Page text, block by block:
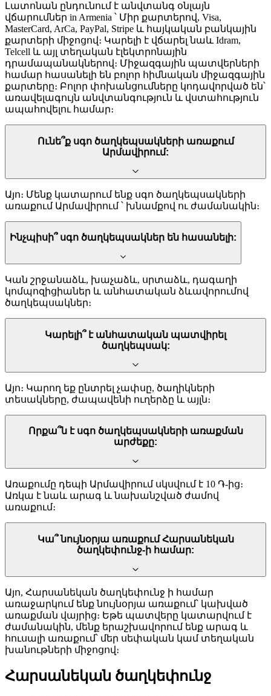
Լատոնան ընդունում է անվտանգ օնլայն
վճարումներ in Armenia ՝ Միր քարտերով, Visa,
MasterCard, ArCa, PayPal, Stripe և հայկական բանկային
քարտերի միջոցով։ Կարելի է վճարել նաև Idram,
Telcell և այլ տեղական էլեկտրոնային
դրամապանակներով։ Միջազգային պատվերների
համար հասանելի են բոլոր հիմնական միջազգային
քարտերը։ Բոլոր փոխանցումները կոդավորված են՝
առավելագույն անվտանգություն և վստահություն
ապահովելու համար։
Ունե՞ք սգո ծաղկեպսակների առաքում
Արմավիրում:
Այո։ Մենք կատարում ենք սգո ծաղկեպսակների
առաքում Արմավիրում ՝ խնամքով ու ժամանակին։
Ինչպիսի՞ սգո ծաղկեպսակներ են հասանելի:
Կան շրջանաձև, խաչաձև, սրտաձև, դագաղի
կոմպոզիցիաներ և անհատական ձևավորումով
ծաղկեպսակներ։
Կարելի՞ է անհատական պատվիրել
ծաղկեպսակ:
Այո։ Կարող եք ընտրել չափսը, ծաղիկների
տեսակները, ժապավենի ուղերձը և այլն։
Որքա՞ն է սգո ծաղկեպսակների առաքման
արժեքը:
Առաքումը դեպի Արմավիրում սկսվում է 10 ֏-ից։
Առկա է նաև արագ և նախանշված ժամով
առաքում։
Կա՞ նույնօրյա առաքում Հարսանեկան
ծաղկեփունջ-ի համար:
Այո, Հարսանեկան ծաղկեփունջ ի համար
առաջարկում ենք նույնօրյա առաքում՝ կախված
առաքման վայրից։ Եթե պատվերը կատարվում է
ժամանակին, մենք երաշխավորում ենք արագ և
հուսալի առաքում՝ մեր սեփական կամ տեղական
խանութների միջոցով։
Հարսանեկան ծաղկեփունջ